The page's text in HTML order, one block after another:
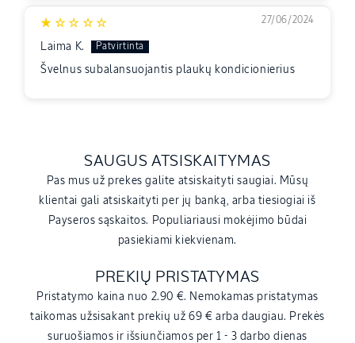
27/06/2024
Laima K.
Švelnus subalansuojantis plaukų kondicionierius
SAUGUS ATSISKAITYMAS
Pas mus už prekes galite atsiskaityti saugiai. Mūsų
klientai gali atsiskaityti per jų banką, arba tiesiogiai iš
Payseros sąskaitos. Populiariausi mokėjimo būdai
pasiekiami kiekvienam.
PREKIŲ PRISTATYMAS
Pristatymo kaina nuo 2.90 €. Nemokamas pristatymas
taikomas užsisakant prekių už 69 € arba daugiau. Prekės
suruošiamos ir išsiunčiamos per 1 - 3 darbo dienas